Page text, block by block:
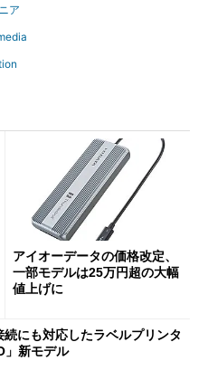
ア
アイオーデータの価格改定、
一部モデルは25万円超の大幅
値上げに
続にも対応したラベルプリンタ
」新モデル